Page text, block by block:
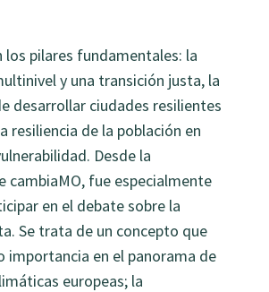
los pilares fundamentales: la
y una transición justa, la
desarrollar ciudades resilientes
resiliencia de la población en
Desde la
cambiaMO, fue especialmente
en el debate sobre la
Se trata de un concepto que
importancia en el panorama de
europeas; la